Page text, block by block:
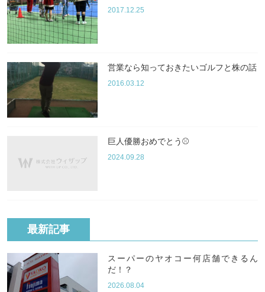
2017.12.25
営業なら知っておきたいゴルフと株の話
2016.03.12
巨人優勝おめでとう⚾️
2024.09.28
最新記事
スーパーのヤオコー何店舗できるん
だ！？
2026.08.04